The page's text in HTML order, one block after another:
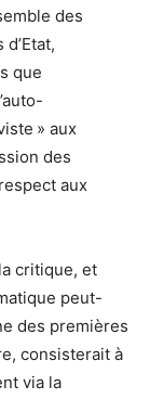
des
que
» aux
des
aux
critique, et
peut-
des premières
consisterait à
via la